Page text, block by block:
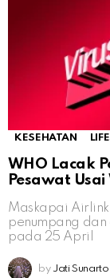
KESEHATAN
WHO Lacak
Pesawat
Maskapai
penumpang
pada 25 April
by Jati Sunarto